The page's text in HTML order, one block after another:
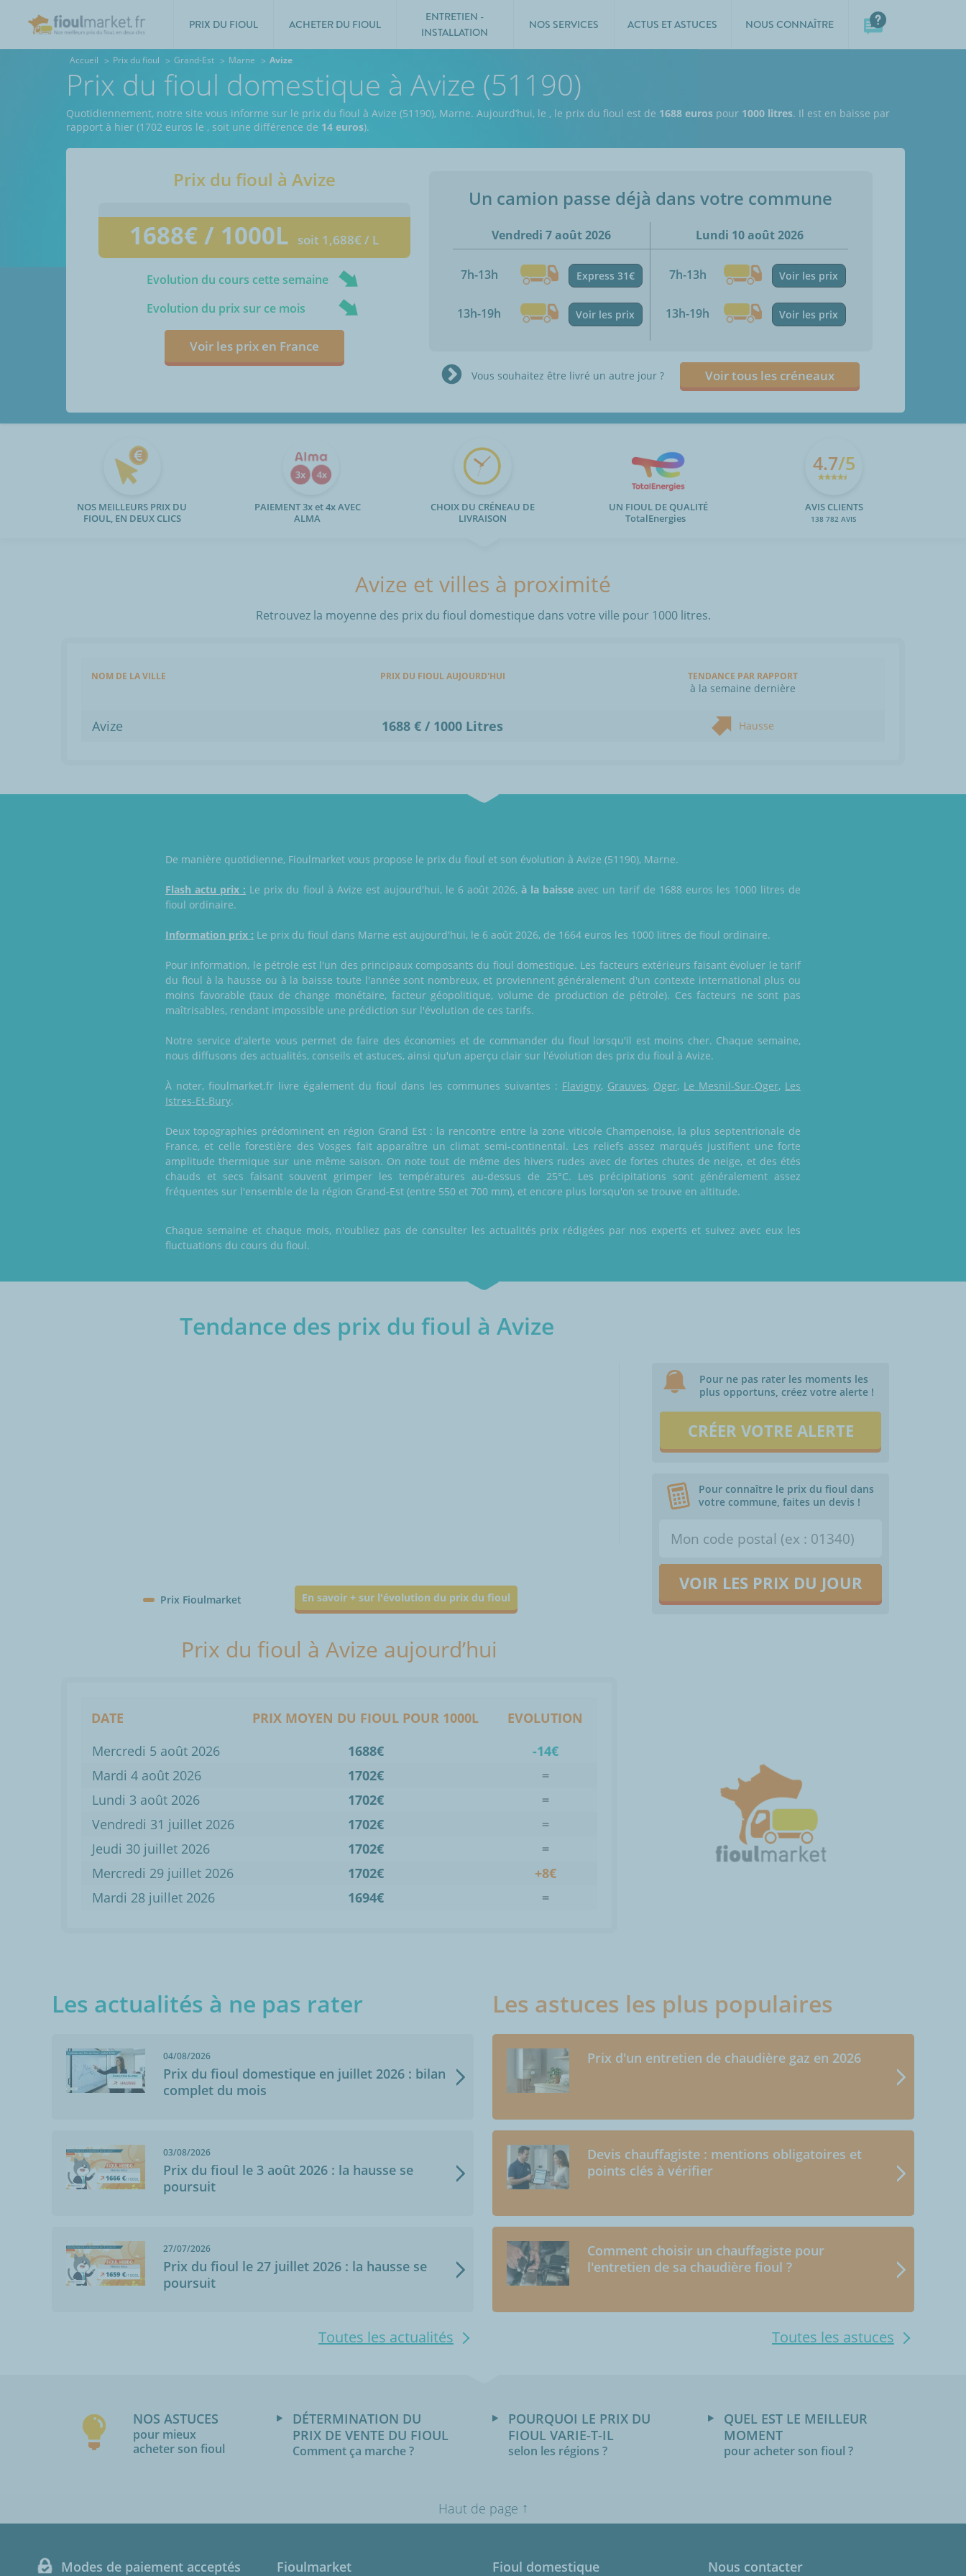
PRIX DU FIOUL ACHETER DU FIOUL
ENTRETIEN -
INSTALLATION
NOS SERVICES ACTUS ET ASTUCES NOUS CONNAÎTRE
Accueil Prix du fioul Grand-Est Marne Avize
Prix du fioul domestique à Avize (51190)
Quotidiennement, notre site vous informe sur le prix du fioul à Avize (51190), Marne. Aujourd’hui, le , le prix du fioul est de 1688 euros pour 1000 litres. Il est en baisse par
rapport à hier (1702 euros le , soit une différence de 14 euros).
Prix du fioul à Avize
1688€ / 1000L soit 1,688€ / L
Evolution du cours cette semaine
Evolution du prix sur ce mois
Voir les prix en France
Un camion passe déjà dans votre commune
Vendredi 7 août 2026
7h-13h Express 31€
13h-19h Voir les prix
Lundi 10 août 2026
7h-13h Voir les prix
13h-19h Voir les prix
Vous souhaitez être livré un autre jour ? Voir tous les créneaux
NOS MEILLEURS PRIX DU
FIOUL, EN DEUX CLICS
PAIEMENT 3x et 4x AVEC
ALMA
CHOIX DU CRÉNEAU DE
LIVRAISON
UN FIOUL DE QUALITÉ
TotalEnergies
4.7/5
AVIS CLIENTS
138 782 AVIS
Avize et villes à proximité
Retrouvez la moyenne des prix du fioul domestique dans votre ville pour 1000 litres.
NOM DE LA VILLE PRIX DU FIOUL AUJOURD'HUI TENDANCE PAR RAPPORT
à la semaine dernière
Avize 1688 € / 1000 Litres Hausse
De manière quotidienne, Fioulmarket vous propose le prix du fioul et son évolution à Avize (51190), Marne.
Flash actu prix : Le prix du fioul à Avize est aujourd'hui, le 6 août 2026,à la baisse avec un tarif de 1688 euros les 1000 litres de
fioul ordinaire.
Information prix : Le prix du fioul dans Marne est aujourd'hui, le 6 août 2026, de 1664 euros les 1000 litres de fioul ordinaire.
Pour information, le pétrole est l'un des principaux composants du fioul domestique. Les facteurs extérieurs faisant évoluer le tarif
du fioul à la hausse ou à la baisse toute l'année sont nombreux, et proviennent généralement d'un contexte international plus ou
moins favorable (taux de change monétaire, facteur géopolitique, volume de production de pétrole). Ces facteurs ne sont pas
maîtrisables, rendant impossible une prédiction sur l'évolution de ces tarifs.
Notre service d'alerte vous permet de faire des économies et de commander du fioul lorsqu'il est moins cher. Chaque semaine,
nous diffusons des actualités, conseils et astuces, ainsi qu'un aperçu clair sur l'évolution des prix du fioul à Avize.
À noter, fioulmarket.fr livre également du fioul dans les communes suivantes : Flavigny, Grauves, Oger, Le Mesnil-Sur-Oger, Les
Istres-Et-Bury.
Deux topographies prédominent en région Grand Est : la rencontre entre la zone viticole Champenoise, la plus septentrionale de
France, et celle forestière des Vosges fait apparaître un climat semi-continental. Les reliefs assez marqués justifient une forte
amplitude thermique sur une même saison. On note tout de même des hivers rudes avec de fortes chutes de neige, et des étés
chauds et secs faisant souvent grimper les températures au-dessus de 25°C. Les précipitations sont généralement assez
fréquentes sur l'ensemble de la région Grand-Est (entre 550 et 700 mm), et encore plus lorsqu'on se trouve en altitude.
Chaque semaine et chaque mois, n'oubliez pas de consulter les actualités prix rédigées par nos experts et suivez avec eux les
fluctuations du cours du fioul.
Tendance des prix du fioul à Avize
Prix Fioulmarket En savoir + sur l'évolution du prix du fioul
Pour ne pas rater les moments les
plus opportuns, créez votre alerte !
CRÉER VOTRE ALERTE
Pour connaître le prix du fioul dans
votre commune, faites un devis !
VOIR LES PRIX DU JOUR
Prix du fioul à Avize aujourd’hui
DATE PRIX MOYEN DU FIOUL POUR 1000L
EVOLUTION
Mercredi 5 août 2026
1688€
-14€
Mardi 4 août 2026
1702€
=
Lundi 3 août 2026
1702€
=
Vendredi 31 juillet 2026
1702€
=
Jeudi 30 juillet 2026
1702€
=
Mercredi 29 juillet 2026
1702€
+8€
Mardi 28 juillet 2026
1694€ =
Les actualités à ne pas rater
04/08/2026
Prix du fioul domestique en juillet 2026 : bilan
complet du mois
03/08/2026
Prix du fioul le 3 août 2026 : la hausse se
poursuit
27/07/2026
Prix du fioul le 27 juillet 2026 : la hausse se
poursuit
Toutes les actualités
Les astuces les plus populaires
Prix d'un entretien de chaudière gaz en 2026
Devis chauffagiste : mentions obligatoires et
points clés à vérifier
Comment choisir un chauffagiste pour
l'entretien de sa chaudière fioul ?
Toutes les astuces
NOS ASTUCES
pour mieux
acheter son fioul
DÉTERMINATION DU
PRIX DE VENTE DU FIOUL
Comment ça marche ?
POURQUOI LE PRIX DU
FIOUL VARIE-T-IL
selon les régions ?
QUEL EST LE MEILLEUR
MOMENT
pour acheter son fioul ?
Haut de page ↑
Modes de paiement acceptés Fioulmarket Fioul domestique Nous contacter